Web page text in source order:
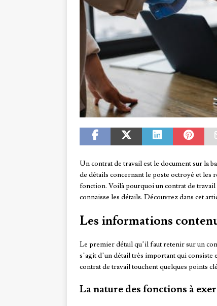
Un contrat de travail est le document sur la
de détails concernant le poste octroyé et les
fonction. Voilà pourquoi un contrat de
connaisse les détails. Découvrez dans cet
Les informations
Le premier détail qu’il faut retenir sur un
s’agit d’un détail très important qui
contrat de travail touchent quelques points
La nature des fonctions à